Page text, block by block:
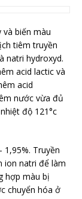
biến màu
tiêm truyền
natri hydroxyd.
acid lactic và
acid
nước vừa đủ
độ 121°c
Truyền
ion natri để làm
hợp màu bị
chuyển hóa ở